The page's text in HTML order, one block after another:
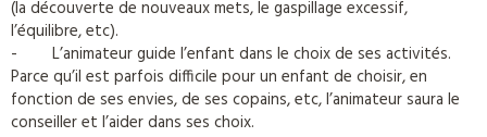
(la découverte de nouveaux mets, le gaspillage excessif,
l’équilibre, etc).
- L’animateur guide l’enfant dans le choix de ses activités.
Parce qu’il est parfois difficile pour un enfant de choisir, en
fonction de ses envies, de ses copains, etc, l’animateur saura le
conseiller et l’aider dans ses choix.